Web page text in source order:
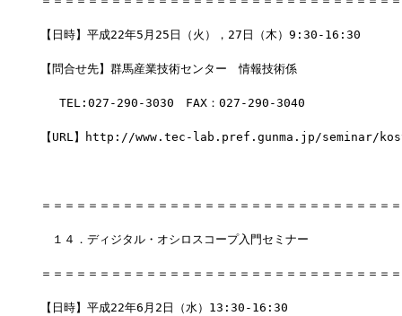
【日時】平成22年5月25日（火），27日（木）9:30-16:30
【問合せ先】群馬産業技術センター　情報技術係
TEL:027-290-3030　FAX：027-290-3040
【URL】http://www.tec-lab.pref.gunma.jp/seminar/
＝＝＝＝＝＝＝＝＝＝＝＝＝＝＝＝＝＝＝＝＝＝＝＝＝＝＝＝＝＝
１４．ディジタル・オシロスコープ入門セミナー
＝＝＝＝＝＝＝＝＝＝＝＝＝＝＝＝＝＝＝＝＝＝＝＝＝＝＝＝＝＝
【日時】平成22年6月2日（水）13:30-16:30